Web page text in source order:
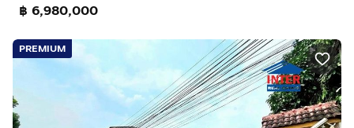
฿ 6,980,000
PREMIUM